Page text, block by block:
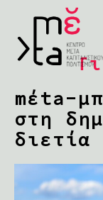
mέta-
στη
διετία